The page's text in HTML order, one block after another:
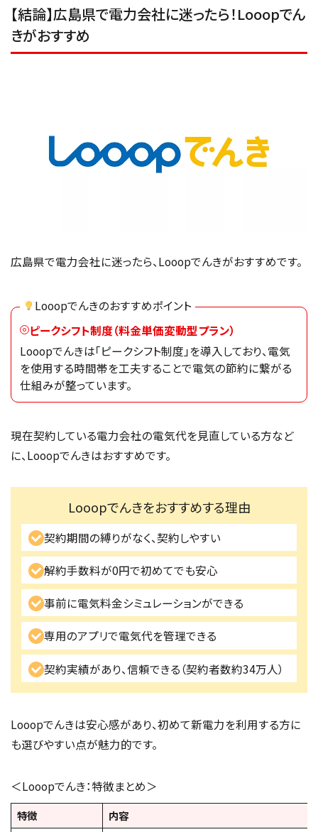
【結論】広島県で電力会社に迷ったら！Looopでん
きがおすすめ
広島県で電力会社に迷ったら、Looopでんきがおすすめです。
Looopでんきのおすすめポイント
ピークシフト制度（料金単価変動型プラン）
Looopでんきは「ピークシフト制度」を導入しており、電気
を使用する時間帯を工夫することで電気の節約に繋がる
仕組みが整っています。
現在契約している電力会社の電気代を見直している方など
に、Looopでんきはおすすめです。
Looopでんきをおすすめする理由
契約期間の縛りがなく、契約しやすい
解約手数料が0円で初めてでも安心
事前に電気料金シミュレーションができる
専用のアプリで電気代を管理できる
契約実績があり、信頼できる（契約者数約34万人）
Looopでんきは安心感があり、初めて新電力を利用する方に
も選びやすい点が魅力的です。
＜Looopでんき：特徴まとめ＞
特徴
内容